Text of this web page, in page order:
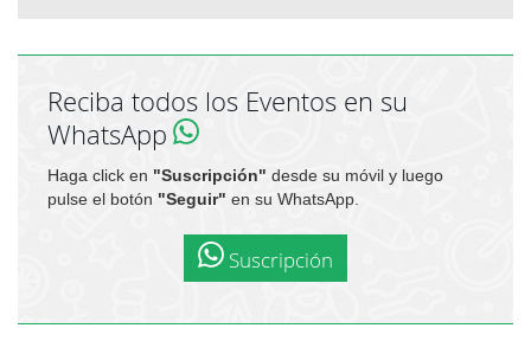
Reciba todos los Eventos en su
WhatsApp
Haga click en "Suscripción" desde su móvil y luego
pulse el botón "Seguir" en su WhatsApp.
Suscripción